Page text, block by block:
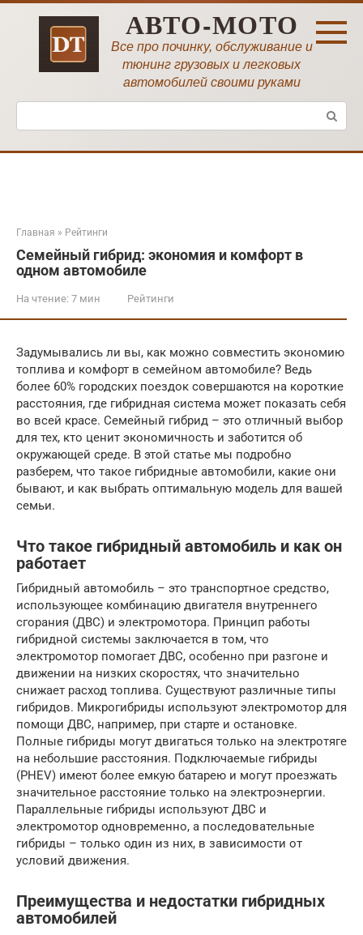
Перейти
АВТО-МОТО
Все про починку, обслуживание и
тюнинг грузовых и легковых
автомобилей своими руками
Поиск:
Главная » Рейтинги
Семейный гибрид: экономия и комфорт в
одном автомобиле
На чтение: 7 мин Рейтинги
Задумывались ли вы, как можно совместить экономию
топлива и комфорт в семейном автомобиле? Ведь
более 60% городских поездок совершаются на короткие
расстояния, где гибридная система может показать себя
во всей красе. Семейный гибрид – это отличный выбор
для тех, кто ценит экономичность и заботится об
окружающей среде. В этой статье мы подробно
разберем, что такое гибридные автомобили, какие они
бывают, и как выбрать оптимальную модель для вашей
семьи.
Что такое гибридный автомобиль и как он
работает
Гибридный автомобиль – это транспортное средство,
использующее комбинацию двигателя внутреннего
сгорания (ДВС) и электромотора. Принцип работы
гибридной системы заключается в том, что
электромотор помогает ДВС, особенно при разгоне и
движении на низких скоростях, что значительно
снижает расход топлива. Существуют различные типы
гибридов. Микрогибриды используют электромотор для
помощи ДВС, например, при старте и остановке.
Полные гибриды могут двигаться только на электротяге
на небольшие расстояния. Подключаемые гибриды
(PHEV) имеют более емкую батарею и могут проезжать
значительное расстояние только на электроэнергии.
Параллельные гибриды используют ДВС и
электромотор одновременно, а последовательные
гибриды – только один из них, в зависимости от
условий движения.
Преимущества и недостатки гибридных
автомобилей